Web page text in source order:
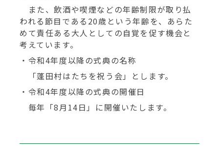
また、飲酒や喫煙などの年齢制限が取り払
われる節目である20歳という年齢を、あらた
めて責任ある大人としての自覚を促す機会と
考えています。
・令和4年度以降の式典の名称
「蓬田村はたちを祝う会」とします。
・令和4年度以降の式典の開催日
毎年「8月14日」に開催いたします。